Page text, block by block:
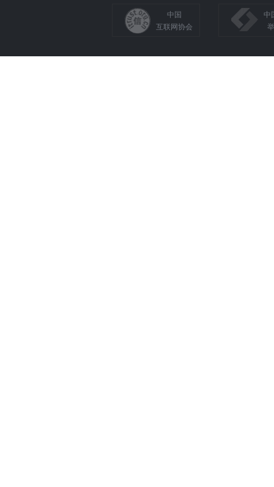
中国
互联网协会
中